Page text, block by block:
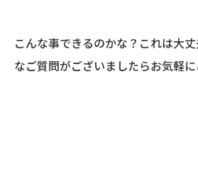
こんな事できるのかな？これは大
なご質問がございましたらお気軽